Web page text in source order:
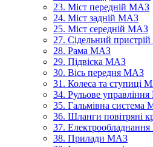
23. Міст передній МАЗ
24. Міст задній МАЗ
25. Міст середній МАЗ
27. Сідельний
28. Рама МАЗ
29. Підвіска МАЗ
30. Вісь передня МАЗ
31. Колеса та ступиці
34. Рульове
35. Гальмівна система
36. Шланги повітряні
37.
38. Прилади МАЗ